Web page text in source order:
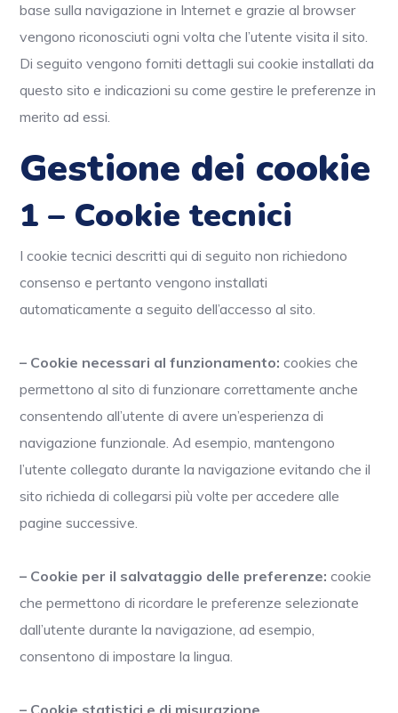
base sulla navigazione in Internet e grazie al browser
vengono riconosciuti ogni volta che l’utente visita il sito.
Di seguito vengono forniti dettagli sui cookie installati da
questo sito e indicazioni su come gestire le preferenze in
merito ad essi.
Gestione dei cookie
1 – Cookie tecnici
I cookie tecnici descritti qui di seguito non richiedono
consenso e pertanto vengono installati
automaticamente a seguito dell’accesso al sito.
– Cookie necessari al funzionamento: cookies che
permettono al sito di funzionare correttamente anche
consentendo all’utente di avere un’esperienza di
navigazione funzionale. Ad esempio, mantengono
l’utente collegato durante la navigazione evitando che il
sito richieda di collegarsi più volte per accedere alle
pagine successive.
– Cookie per il salvataggio delle preferenze: cookie
che permettono di ricordare le preferenze selezionate
dall’utente durante la navigazione, ad esempio,
consentono di impostare la lingua.
– Cookie statistici e di misurazione